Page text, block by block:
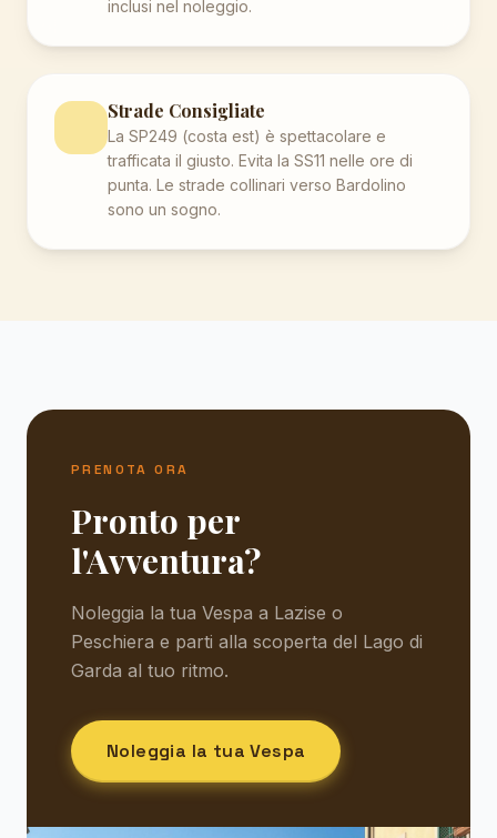
inclusi nel noleggio.
Strade Consigliate
La SP249 (costa est) è spettacolare e
trafficata il giusto. Evita la SS11 nelle ore di
punta. Le strade collinari verso Bardolino
sono un sogno.
PRENOTA ORA
Pronto per
l'Avventura?
Noleggia la tua Vespa a Lazise o
Peschiera e parti alla scoperta del Lago di
Garda al tuo ritmo.
Noleggia la tua Vespa